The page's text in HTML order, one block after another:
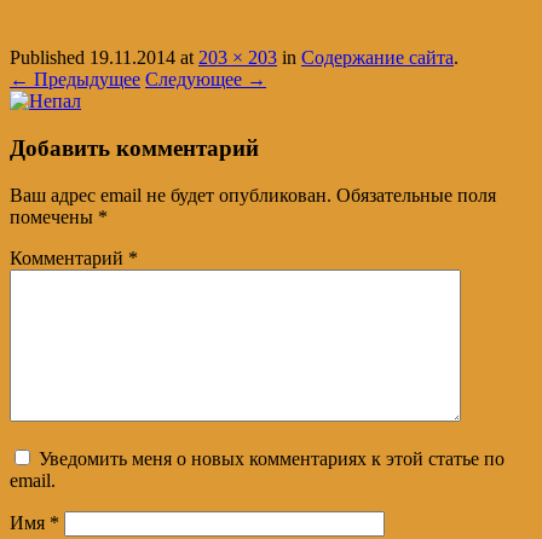
Published 19.11.2014 at203 × 203 in Содержание сайта.
← Предыдущее Следующее →
Добавить комментарий
Ваш адрес email не будет опубликован. Обязательные поля
помечены *
Комментарий *
Уведомить меня о новых комментариях к этой статье по
email.
Имя *